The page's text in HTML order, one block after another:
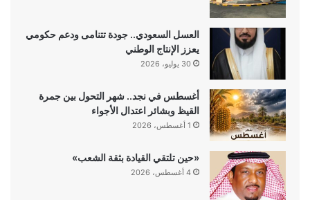
العسل السعودي.. جودة تتنامى ودعم حكومي
يعزز الإنتاج الوطني
30 يوليو، 2026
أغسطس في نجد.. شهر التحول بين جمرة
القيظ وبشائر اعتدال الأجواء
1 أغسطس، 2026
«حين تلتقي القيادة بثقة الشعب»
4 أغسطس، 2026